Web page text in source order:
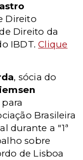
Direito
Direito da
IBDT.Clique
, sócia do
Brasileira
durante a "1ª
sobre
de Lisboa